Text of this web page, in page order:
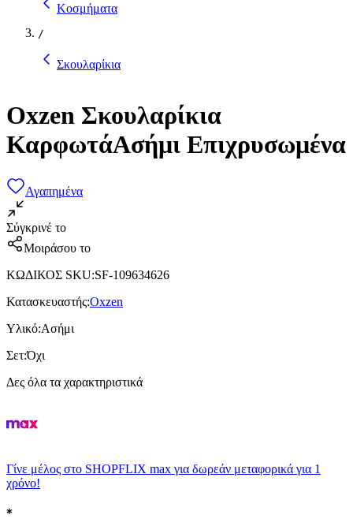
Κοσμήματα
/
Σκουλαρίκια
Oxzen Σκουλαρίκια
ΚαρφωτάΑσήμι Επιχρυσωμένα
Αγαπημένα
Σύγκρινέ το
Μοιράσου το
ΚΩΔΙΚΟΣ SKU:SF-109634626
Κατασκευαστής:Oxzen
Υλικό:Ασήμι
Σετ:Όχι
Δες όλα τα χαρακτηριστικά
Γίνε μέλος στο SHOPFLIX max για δωρεάν μεταφορικά για 1
χρόνο!